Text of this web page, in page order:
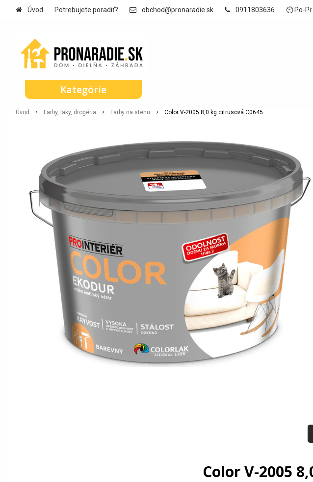
Úvod Potrebujete poradiť? obchod@pronaradie.sk 0911803636 ⏲ Po-Pi:
Úvod Farby, laky, drogéria Farby na stenu Color V-2005 8,0 kg citrusová C0645
Color V-2005
Kategórie